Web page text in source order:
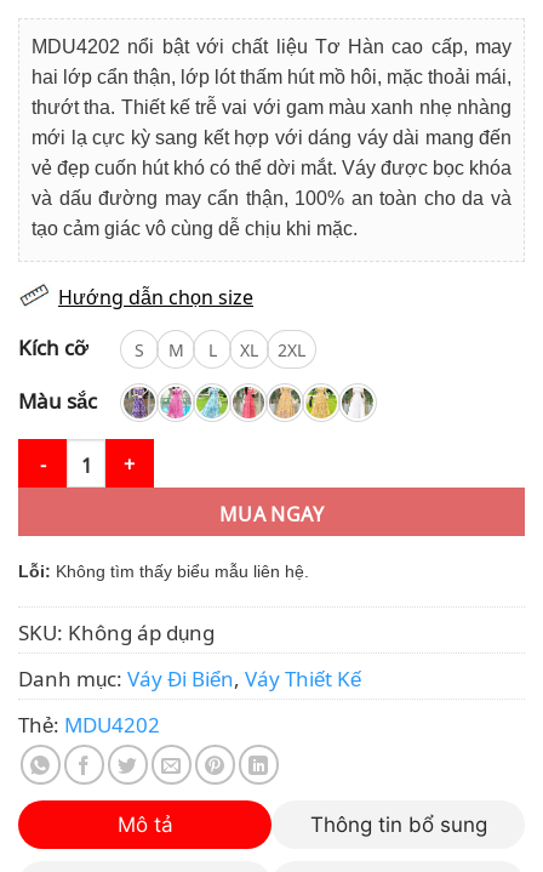
là:
789.000₫.
tại
là:
759.000₫.
MDU4202 nổi bật với chất liệu Tơ Hàn cao cấp, may
hai lớp cẩn thận, lớp lót thấm hút mồ hôi, mặc thoải mái,
thướt tha. Thiết kế trễ vai với gam màu xanh nhẹ nhàng
mới lạ cực kỳ sang kết hợp với dáng váy dài mang đến
vẻ đẹp cuốn hút khó có thể dời mắt. Váy được bọc khóa
và dấu đường may cẩn thận, 100% an toàn cho da và
tạo cảm giác vô cùng dễ chịu khi mặc.
Hướng dẫn chọn size
Kích cỡ S M L XL 2XL
Màu sắc
Váy Đi Biển MDU4202 Gam Màu Xanh Pha Hoạ Tiết Hoa Nhẹ
MUA NGAY
Lỗi: Không tìm thấy biểu mẫu liên hệ.
SKU:Không áp dụng
Danh mục:Váy Đi Biển,Váy Thiết Kế
Thẻ:MDU4202
Mô tả Thông tin bổ sung